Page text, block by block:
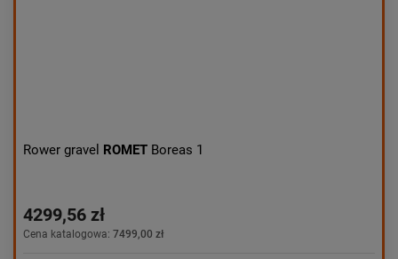
Rower gravel ROMET Boreas 1
4299,56 zł
Cena katalogowa: 7499,00 zł